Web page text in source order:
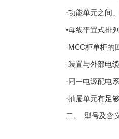
·功能单元之间
•母线平置式排
·MCC柜单柜的
·装置与外部电
·同一电源配电
·抽屉单元有足
二、 型号及含义